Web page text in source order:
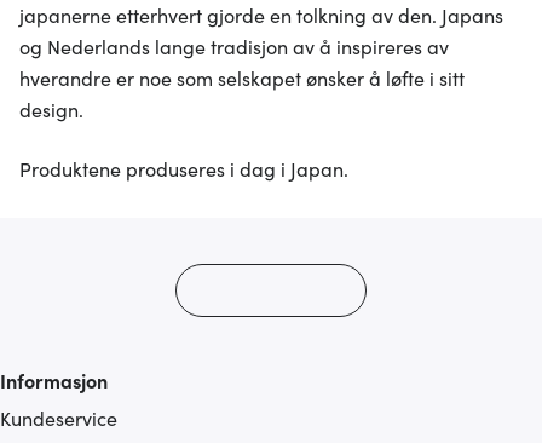
japanerne etterhvert gjorde en tolkning av den. Japans
og Nederlands lange tradisjon av å inspireres av
hverandre er noe som selskapet ønsker å løfte i sitt
design.
Produktene produseres i dag i Japan.
Informasjon
Kundeservice